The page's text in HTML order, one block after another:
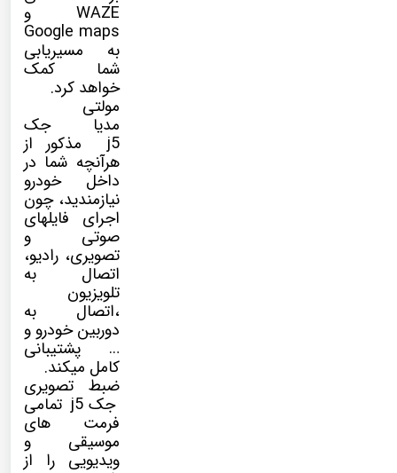
WAZE و
Google maps
به مسیریابی
شما کمک
خواهد کرد.
مولتی
مدیا جک
j5 مذکور از
هرآنچه شما در
داخل خودرو
نیازمندید، چون
اجرای فایلهای
صوتی و
تصویری، رادیو،
اتصال به
تلویزیون
،اتصال به
دوربین خودرو و
… پشتیبانی
کامل میکند.
ضبط تصویری
جک j5 تمامی
فرمت های
موسیقی و
ویدیویی را از